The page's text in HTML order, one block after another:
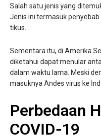
Salah satu jenis yang
Jenis ini termasuk
tikus.
Sementara itu, di Amerika
diketahui dapat menular
dalam waktu lama. Meski
masuknya Andes virus ke
Perbedaan
COVID-19